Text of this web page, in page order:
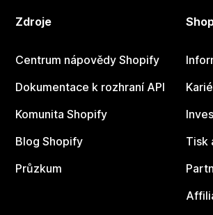
Zdroje
Centrum nápovědy Shopify
Dokumentace k rozhraní API
Komunita Shopify
Blog Shopify
Průzkum
Tisk